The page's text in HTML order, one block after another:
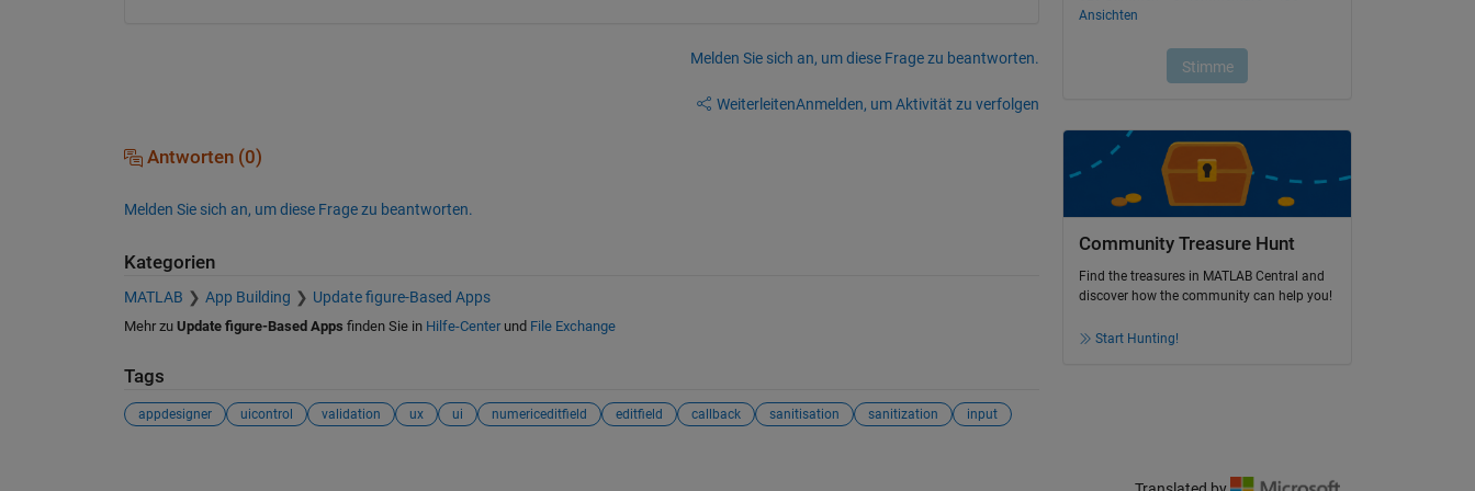
Melden Sie sich an, um diese Frage zu beantworten.
WeiterleitenAnmelden, um Aktivität zu verfolgen
Antworten (0)
Melden Sie sich an, um diese Frage zu beantworten.
Kategorien
MATLAB App Building Update figure-Based Apps
Mehr zu Update figure-Based Apps finden Sie in Hilfe-Centerund File Exchange
Tags
appdesigner uicontrol validation ux ui numericeditfield editfield callback sanitisation sanitization input
Community Treasure Hunt
Find the treasures in MATLAB Central and
discover how the community can help you!
Start Hunting!